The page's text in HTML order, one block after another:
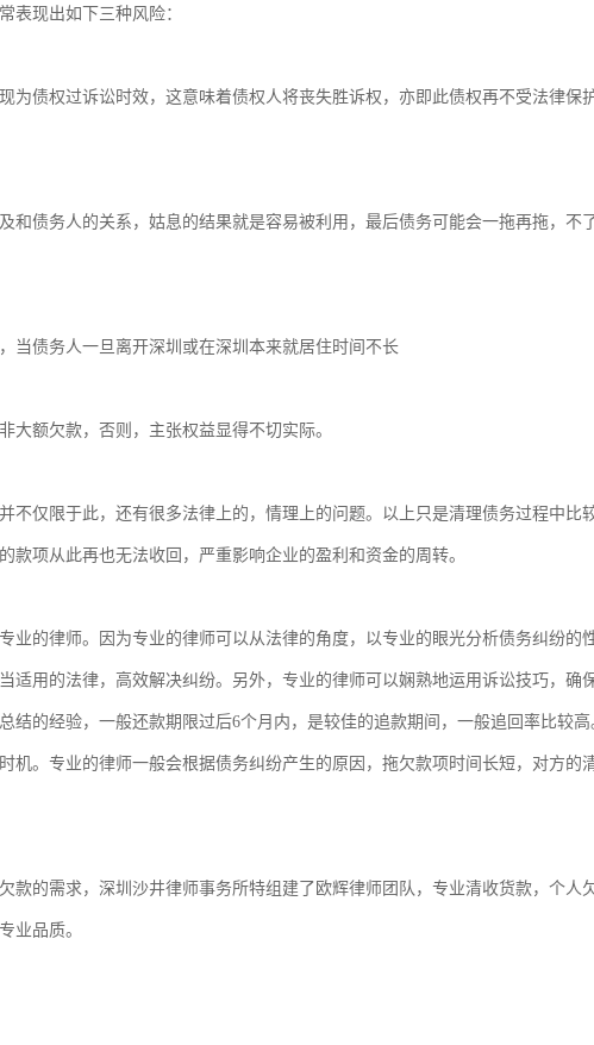
表现出如下三种风险：
为债权过诉讼时效，这意味着债权人将丧失胜诉权，亦即此债权再不受法律保
和债务人的关系，姑息的结果就是容易被利用，最后债务可能会一拖再拖，不
当债务人一旦离开深圳或在深圳本来就居住时间不长
大额欠款，否则，主张权益显得不切实际。
不仅限于此，还有很多法律上的，情理上的问题。以上只是清理债务过程中比
款项从此再也无法收回，严重影响企业的盈利和资金的周转。
业的律师。因为专业的律师可以从法律的角度，以专业的眼光分析债务纠纷的
适用的法律，高效解决纠纷。另外，专业的律师可以娴熟地运用诉讼技巧，确
结的经验，一般还款期限过后6个月内，是较佳的追款期间，一般追回率比较
机。专业的律师一般会根据债务纠纷产生的原因，拖欠款项时间长短，对方的
款的需求，深圳沙井律师事务所特组建了欧辉律师团队，专业清收货款，个人
业品质。